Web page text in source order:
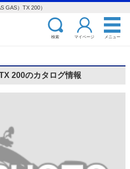
GAS）TX 200）
検索 マイページ メニュー
200のカタログ情報